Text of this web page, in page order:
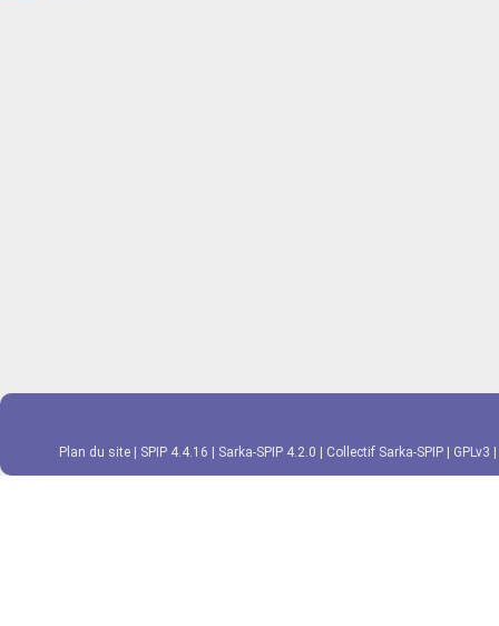
Plan du site SPIP 4.4.16 Sarka-SPIP 4.2.0 Collectif Sarka-SPIP GPLv3